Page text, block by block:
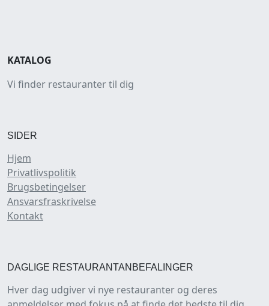
KATALOG
Vi finder restauranter til dig
SIDER
Hjem
Privatlivspolitik
Brugsbetingelser
Ansvarsfraskrivelse
Kontakt
DAGLIGE RESTAURANTANBEFALINGER
Hver dag udgiver vi nye restauranter og deres